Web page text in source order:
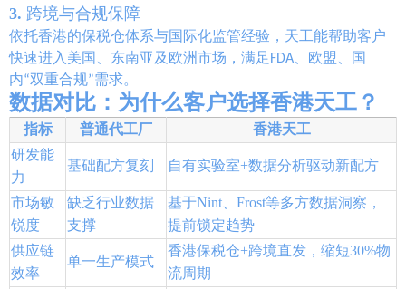
3. 跨境与合规保障
依托香港的保税仓体系与国际化监管经验，天工能帮助客户
快速进入美国、东南亚及欧洲市场，满足FDA、欧盟、国
内“双重合规”需求。
数据对比：为什么客户选择香港天工？
指标 普通代工厂
香港天工
研发能
力
基础配方复刻 自有实验室+数据分析驱动新配方
市场敏
锐度
缺乏行业数据
支撑
基于Nint、Frost等多方数据洞察，
提前锁定趋势
供应链
效率
单一生产模式
香港保税仓+跨境直发，缩短30%物
流周期